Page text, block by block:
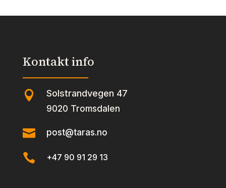
Kontakt info
 Solstrandvegen 47
9020 Tromsdalen
 post@taras.no
 +47 90 91 29 13